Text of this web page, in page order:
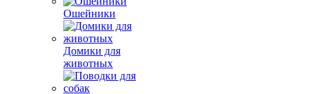
Ошейники
Домики для
животных